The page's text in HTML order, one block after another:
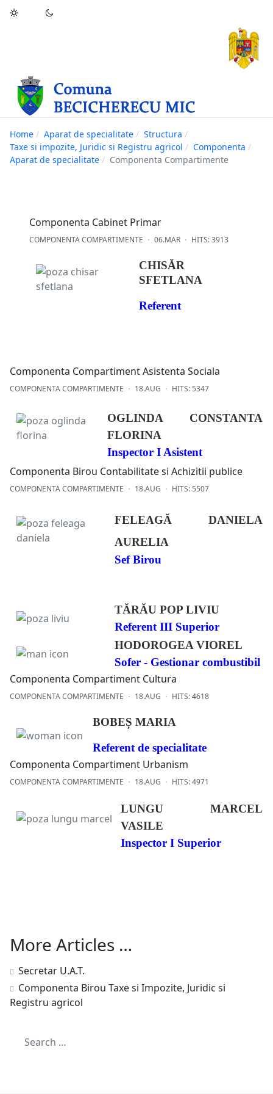
Home Aparat de specialitate
Structura
Taxe si impozite, Juridic si Registru agricol
Componenta
Aparat de specialitate
Componenta Compartimente
Componenta Cabinet Primar
COMPONENTA COMPARTIMENTE 06.MAR HITS: 3913
CHISĂR
SFETLANA
Referent
Componenta Compartiment Asistenta Sociala
COMPONENTA COMPARTIMENTE 18.AUG HITS: 5347
OGLINDA CONSTANTA
FLORINA
Inspector I Asistent
Componenta Birou Contabilitate si Achizitii publice
COMPONENTA COMPARTIMENTE 18.AUG HITS: 5507
FELEAGĂ DANIELA
AURELIA
Sef Birou
TĂRĂU POP LIVIU
Referent III Superior
HODOROGEA VIOREL
Sofer - Gestionar combustibil
Componenta Compartiment Cultura
COMPONENTA COMPARTIMENTE 18.AUG HITS: 4618
BOBEȘ MARIA
Referent de specialitate
Componenta Compartiment Urbanism
COMPONENTA COMPARTIMENTE 18.AUG HITS: 4971
LUNGU MARCEL
VASILE
Inspector I Superior
More Articles …
Secretar U.A.T.
Componenta Birou Taxe si Impozite, Juridic si
Registru agricol